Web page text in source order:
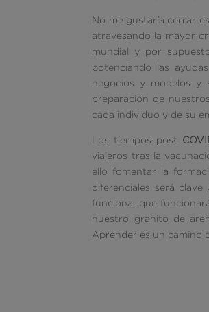
No me gustaría cerrar
atravesando la mayor
mundial y por
potenciando las
negocios y modelos y
preparación de
cada individuo y de su
Los tiempos post
viajeros tras la
ello fomentar la
diferenciales será
funciona, que
nuestro granito de
Aprender es un camino